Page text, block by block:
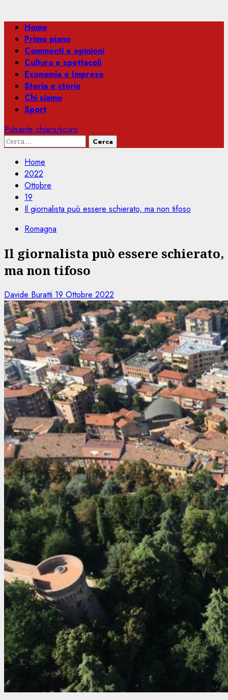
Menu
principale
Home
Primo piano
Commenti e opinioni
Cultura e spettacoli
Economia e Imprese
Storia e storie
Chi siamo
Sport
Pulsante chiaro/scuro
Ricerca
Home
2022
Ottobre
19
Il giornalista può essere schierato, ma non tifoso
Romagna
Il giornalista può essere schierato,
ma non tifoso
Davide Buratti 19 Ottobre 2022